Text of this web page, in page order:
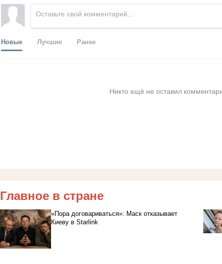
Новые Лучшие Ранее
Никто ещё не оставил
Главное в стране
«Пора договариваться»: Маск отказывает
Киеву в Starlink